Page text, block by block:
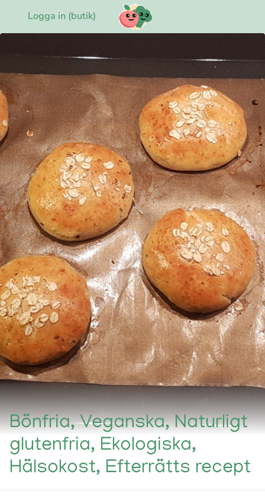
Logga in (butik)
Bönfria, Veganska, Naturligt
glutenfria, Ekologiska,
Hälsokost, Efterrätts recept